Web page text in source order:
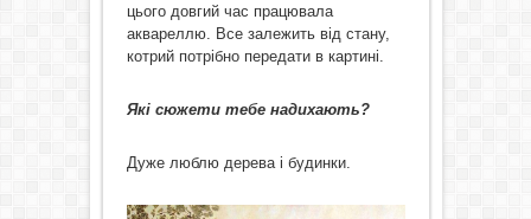
цього довгий час працювала
аквареллю. Все залежить від стану,
котрий потрібно передати в картині.
Які сюжети тебе надихають?
Дуже люблю дерева і будинки.